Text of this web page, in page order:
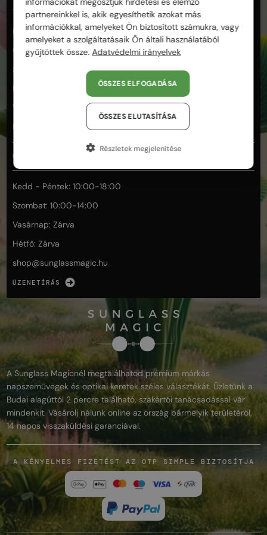
Termékek és minőség
Fizetés és biztonság
Garancia és reklamáció
Segítség a választáshoz
Üzletünk és személyes vásárlás
Vásárlás és rendelés
Elállás
ÜGYFÉLSZOLGÁLAT
Kedd - Péntek: 10:00-18:00
Szombat: 10:00-14:00
Vasárnap: Zárva
Hétfő: Zárva
shop@sunglassmagic.hu
ÜZENETÍRÁS
A Sunglass Magicnél megtalálhatod prémium márkás
napszemüvegek és optikai keretek széles választékát. Üzletünk a
Budai alagúttól 2 percre található, szakértői tanácsadással vár
mindenkit. Vásárolj nálunk online az ország bármelyik területéről,
14 napos visszaküldési garanciával.
A KÉNYELMES FIZETÉST AZ OTP SIMPLE BIZTOSÍTJA
partnereinkkel is, akik egyesíthetik azokat más
információkkal, amelyeket Ön biztosított számukra, vagy
amelyeket a szolgáltatásaik Ön általi használatából
gyűjtöttek össze.Adatvédelmi irányelvek
ÖSSZES ELFOGADÁSA
ÖSSZES ELUTASÍTÁSA
Részletek megjelenítése